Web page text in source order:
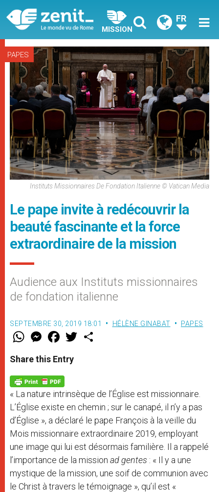
MISSION
FR
PAPES
Instituts Missionnaires De Fondation Italienne © Vatican Media
Le pape invite à redécouvrir la
beauté fascinante et la force
extraordinaire de la mission
Audience aux Instituts missionnaires
de fondation italienne
SEPTEMBRE 30, 2019 18:01 HÉLÈNE GINABAT PAPES
W
t
s
p
p
M
e
s
e
g
e
r
F
a
e
b
o
k
w
Share this Entry
« La nature intrinsèque de l’Église est missionnaire.
L’Église existe en chemin ; sur le canapé, il n’y a pas
d’Église », a déclaré le pape François à la veille du
Mois missionnaire extraordinaire 2019, employant
une image qui lui est désormais familière. Il a rappelé
l’importance de la mission ad gentes : « Il y a une
mystique de la mission, une soif de communion avec
le Christ à travers le témoignage », qu’il est «